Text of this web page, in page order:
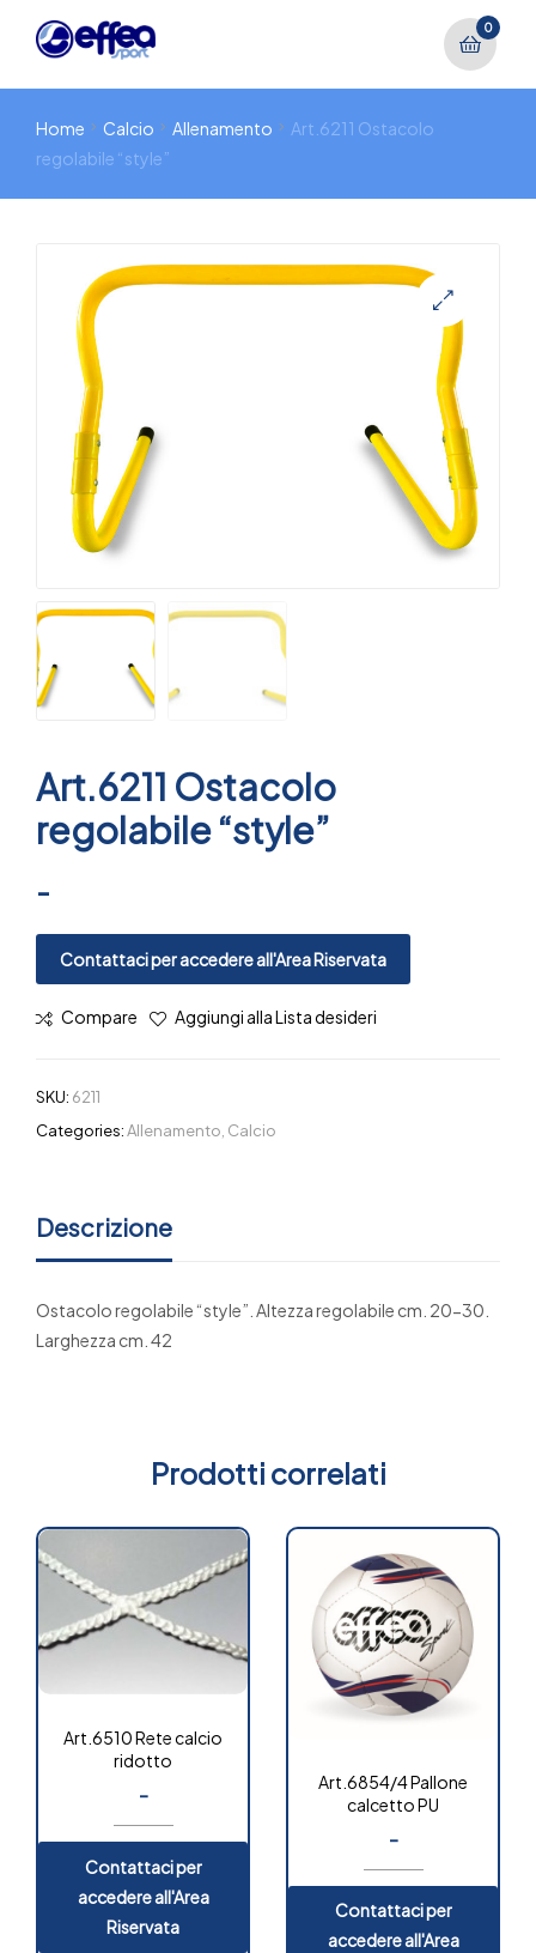
0
Home Calcio Allenamento
Art.6211 Ostacolo
regolabile “style”
🔍
Art.6211 Ostacolo
regolabile “style”
-
Contattaci per accedere all'Area Riservata
Compare Aggiungi alla Lista desideri
SKU: 6211
Categories:Allenamento, Calcio
Descrizione
Ostacolo regolabile “style”. Altezza regolabile cm. 20-30.
Larghezza cm. 42
Prodotti correlati
Art.6510 Rete calcio
ridotto
-
Contattaci per
accedere all'Area
Riservata
Art.6854/4 Pallone
calcetto PU
-
Contattaci per
accedere all'Area